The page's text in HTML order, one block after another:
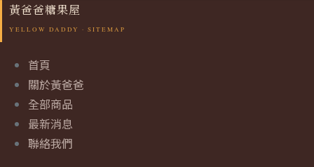
黃爸爸糖果屋
首頁
關於黃爸爸
全部商品
最新消息
聯絡我們